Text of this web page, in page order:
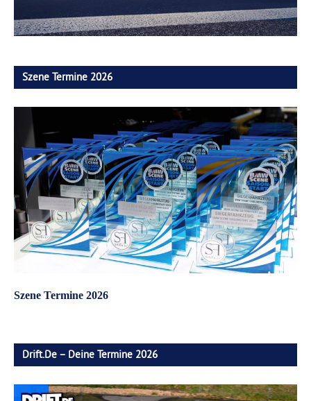
Szene Termine 2026
Szene Termine 2026
Drift.de – Deine Termine 2026